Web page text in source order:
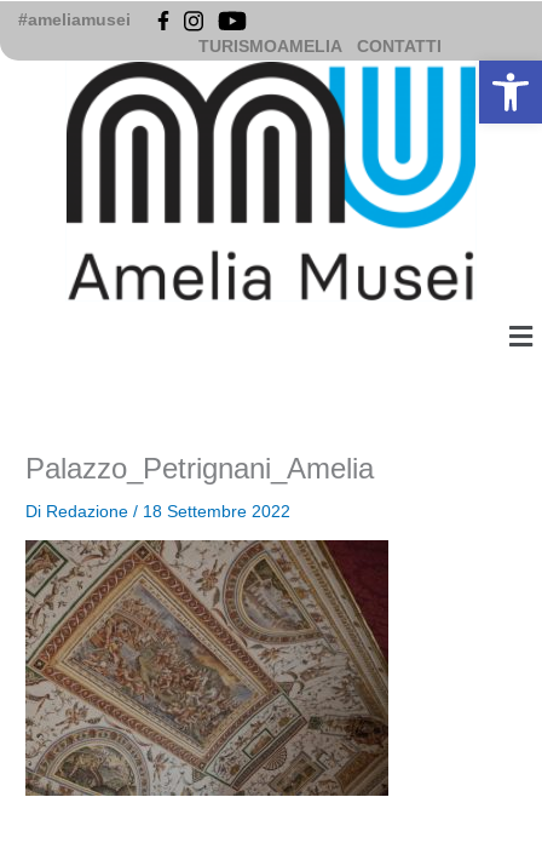
Vai
contenuto
#ameliamusei
TURISMOAMELIA
CONTATTI
Palazzo_Petrignani_Amelia
Di Redazione/ 18 Settembre 2022
Apri la